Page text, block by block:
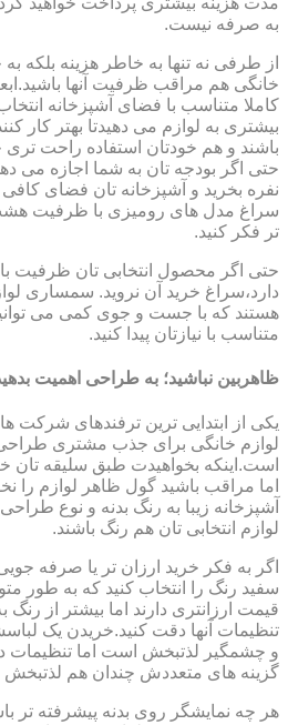
به صرفه نیست.
از طرفی نه تنها به خاطر هزینه بلکه
خانگی هم مراقب ظرفیت آنها
کاملا متناسب با فضای آشپزخانه
بیشتری به لوازم می دهیدتا بهتر کار
باشند و هم خودتان استفاده راحت
نفره بخرید و آشپزخانه تان فضای کافی
سراغ مدل های رومیزی با ظرفیت
تر فکر کنید.
حتی اگر محصول انتخابی تان ظرفیت
دارد،سراغ خرید آن نروید. سمساری
هستند که با جست و جوی کمی می
متناسب با نیازتان پیدا کنید.
ظاهربین نباشید؛ به طراحی اهمیت
یکی از ابتدایی ترین ترفندهای شرکت
لوازم خانگی برای جذب مشتری
است.اینکه بخواهیدت طبق سلیقه تان
اما مراقب باشید گول ظاهر لوازم را
آشپزخانه زیبا به رنگ بدنه و نوع
لوازم انتخابی تان هم رنگ باشند.
اگر به فکر خرید ارزان تر یا صرفه
قیمت ارزانتری دارند اما بیشتر از
تنظیمات آنها دقت کنید.خریدن یک
و چشمگیر لذتبخش است اما تنظیمات
گزینه های متعددش چندان هم لذتبخش
هر چه نمایشگر روی بدنه پیشرفته تر